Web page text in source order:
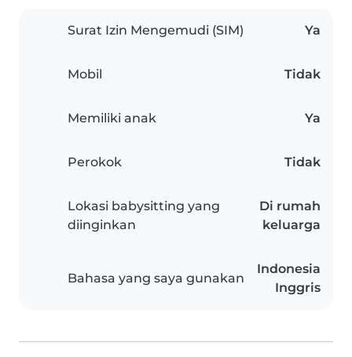
Surat Izin Mengemudi (SIM) Ya
Mobil Tidak
Memiliki anak Ya
Perokok Tidak
Lokasi babysitting yang
diinginkan
Di rumah
keluarga
Bahasa yang saya gunakan
Indonesia
Inggris